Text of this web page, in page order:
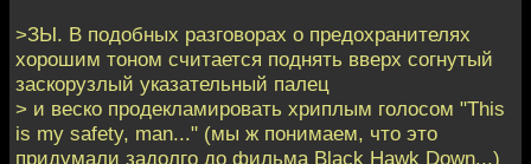
>ЗЫ. В подобных разговорах о предохранителях
хорошим тоном считается поднять вверх согнутый
заскорузлый указательный палец
> и веско продекламировать хриплым голосом "This
is my safety, man..." (мы ж понимаем, что это
придумали задолго до фильма Black Hawk Down...)